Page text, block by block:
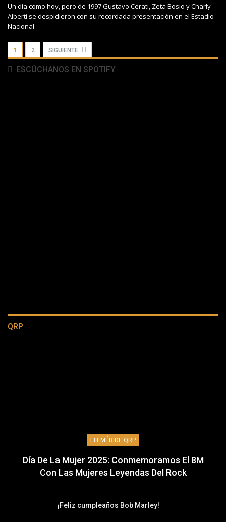
Un día como hoy, pero de 1997 Gustavo Cerati, Zeta Bosio y Charly
Alberti se despidieron con su recordada presentación en el Estadio
Nacional
1 2 SIGUIENTE
ESCÚCHANOS EN SPOTIFY
QRP
EFEMÉRIDE QRP
Día De La Mujer 2025: Conmemoramos El 8M
Con Las Mujeres Leyendas Del Rock
¡Feliz cumpleaños Bob Marley!